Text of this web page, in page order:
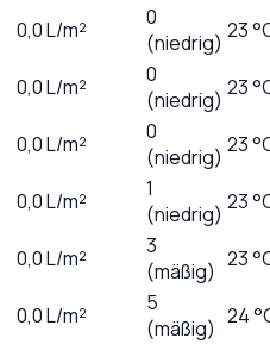
0,0L/m²
0
(niedrig) 23
0,0L/m²
0
(niedrig) 23
0,0L/m²
0
(niedrig) 23
0,0L/m²
1
(niedrig) 23
0,0L/m²
3
(mäßig) 23
0,0L/m²
5
(mäßig) 24